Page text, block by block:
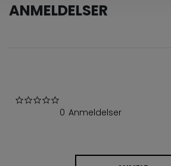
ANMELDELSER
0 Anmeldelser